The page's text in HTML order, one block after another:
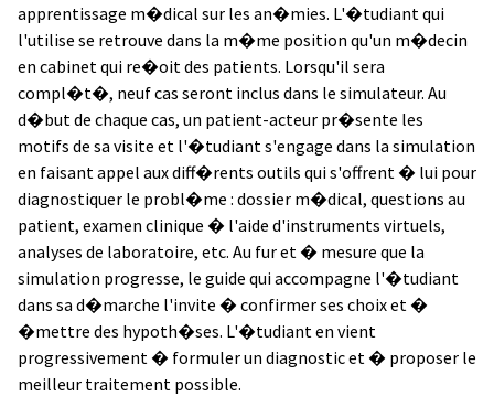
apprentissage m�dical sur les an�mies. L'�tudiant qui
l'utilise se retrouve dans la m�me position qu'un m�decin
en cabinet qui re�oit des patients. Lorsqu'il sera
compl�t�, neuf cas seront inclus dans le simulateur. Au
d�but de chaque cas, un patient-acteur pr�sente les
motifs de sa visite et l'�tudiant s'engage dans la simulation
en faisant appel aux diff�rents outils qui s'offrent � lui pour
diagnostiquer le probl�me : dossier m�dical, questions au
patient, examen clinique � l'aide d'instruments virtuels,
analyses de laboratoire, etc. Au fur et � mesure que la
simulation progresse, le guide qui accompagne l'�tudiant
dans sa d�marche l'invite � confirmer ses choix et �
�mettre des hypoth�ses. L'�tudiant en vient
progressivement � formuler un diagnostic et � proposer le
meilleur traitement possible.